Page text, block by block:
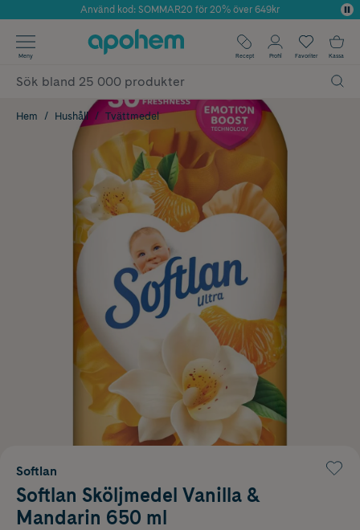
Årets Butik 2025 inom Skönhet
Använd kod: SOMMAR20 för 20% över 649kr
✓ Fri frakt
✓ Poäng på alla köp*
Meny Recept Profil Favoriter Kassa
Hem Hushåll Tvättmedel
Softlan
Softlan Sköljmedel Vanilla &
Mandarin 650 ml